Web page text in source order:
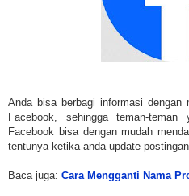
Anda bisa berbagi informasi dengan
Facebook, sehingga teman-
Facebook bisa dengan mudah
tentunya ketika anda update
Baca juga: Cara Mengganti Nama